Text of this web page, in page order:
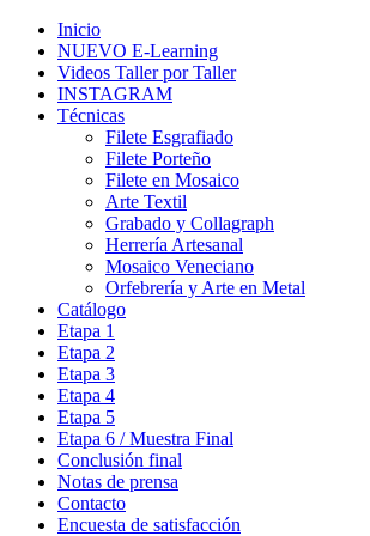
Inicio
NUEVO E-Learning
Videos Taller por Taller
INSTAGRAM
Técnicas
Filete Esgrafiado
Filete Porteño
Filete en Mosaico
Arte Textil
Grabado y Collagraph
Herrería Artesanal
Mosaico Veneciano
Orfebrería y Arte en Metal
Catálogo
Etapa 1
Etapa 2
Etapa 3
Etapa 4
Etapa 5
Etapa 6 / Muestra Final
Conclusión final
Notas de prensa
Contacto
Encuesta de satisfacción